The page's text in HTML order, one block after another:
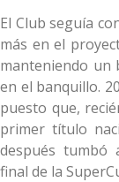
El Club seguía
más en el
manteniendo un
en el banquillo.
puesto que,
primer título
después tumbó
final de la